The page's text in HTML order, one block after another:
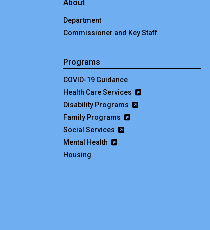
About
Department
Commissioner and Key Staff
Programs
COVID-19 Guidance
Health Care Services
Disability Programs
Family Programs
Social Services
Mental Health
Housing